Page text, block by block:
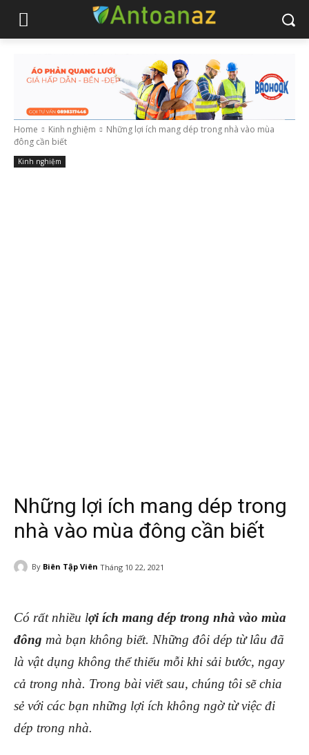
Home Kinh nghiệm
Những lợi ích mang dép trong nhà vào mùa
đông cần biết
Kinh nghiệm
Những lợi ích mang dép trong
nhà vào mùa đông cần biết
By Biên Tập Viên Tháng 10 22, 2021
Có rất nhiều lợi ích mang dép trong nhà vào mùa
đông mà bạn không biết. Những đôi dép từ lâu đã
là vật dụng không thể thiếu mỗi khi sải bước, ngay
cả trong nhà. Trong bài viết sau, chúng tôi sẽ chia
sẻ với các bạn những lợi ích không ngờ từ việc đi
dép trong nhà.